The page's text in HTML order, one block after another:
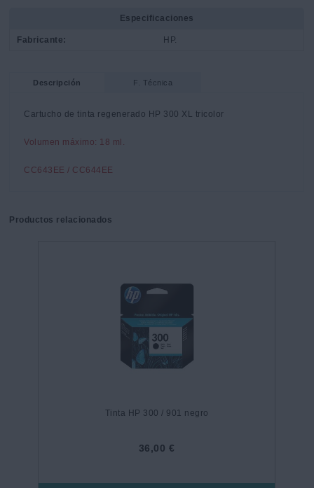
Especificaciones
Fabricante: HP.
Descripción F. Técnica
Cartucho de tinta regenerado HP 300 XL tricolor
Volumen máximo: 18 ml.
CC643EE / CC644EE
Productos relacionados
Tinta HP 300 / 901 negro
36,00 €